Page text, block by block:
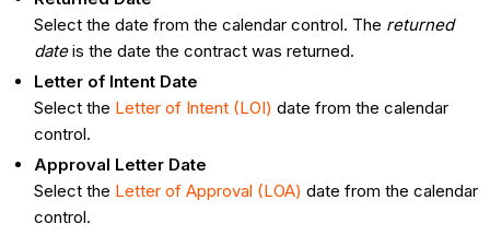
Select the date from the calendar control. The returned
dateis the date the contract was returned.
Letter of Intent Date
Select the Letter of Intent (LOI) date from the calendar
control.
Approval Letter Date
Select the Letter of Approval (LOA) date from the calendar
control.